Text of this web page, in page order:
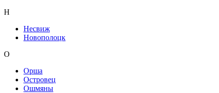
Н
Несвиж
Новополоцк
О
Орша
Островец
Ошмяны